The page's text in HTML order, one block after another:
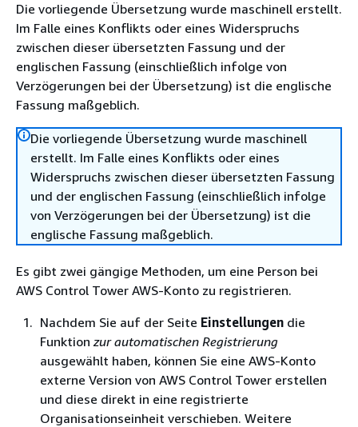
Die vorliegende Übersetzung wurde maschinell erstellt.
Im Falle eines Konflikts oder eines Widerspruchs
zwischen dieser übersetzten Fassung und der
englischen Fassung (einschließlich infolge von
Verzögerungen bei der Übersetzung) ist die englische
Fassung maßgeblich.
Die vorliegende Übersetzung wurde maschinell
erstellt. Im Falle eines Konflikts oder eines
Widerspruchs zwischen dieser übersetzten Fassung
und der englischen Fassung (einschließlich infolge
von Verzögerungen bei der Übersetzung) ist die
englische Fassung maßgeblich.
Es gibt zwei gängige Methoden, um eine Person bei
AWS Control Tower AWS-Konto zu registrieren.
Nachdem Sie auf der Seite Einstellungen die
Funktionzur automatischen Registrierung
ausgewählt haben, können Sie eine AWS-Konto
externe Version von AWS Control Tower erstellen
und diese direkt in eine registrierte
Organisationseinheit verschieben. Weitere